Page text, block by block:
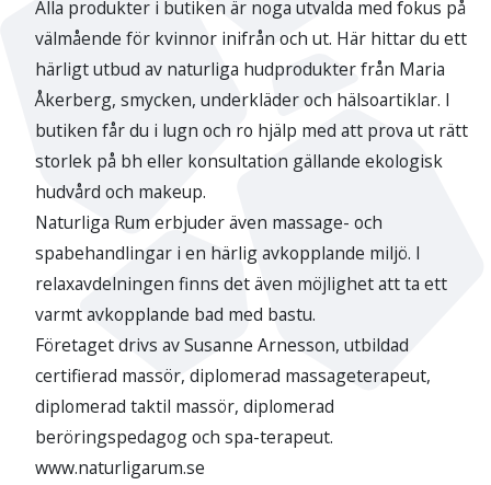
Alla produkter i butiken är noga utvalda med fokus på
välmående för kvinnor inifrån och ut. Här hittar du ett
härligt utbud av naturliga hudprodukter från Maria
Åkerberg, smycken, underkläder och hälsoartiklar. I
butiken får du i lugn och ro hjälp med att prova ut rätt
storlek på bh eller konsultation gällande ekologisk
hudvård och makeup.
Naturliga Rum erbjuder även massage- och
spabehandlingar i en härlig avkopplande miljö. I
relaxavdelningen finns det även möjlighet att ta ett
varmt avkopplande bad med bastu.
Företaget drivs av Susanne Arnesson, utbildad
certifierad massör, diplomerad massageterapeut,
diplomerad taktil massör, diplomerad
beröringspedagog och spa-terapeut.
www.naturligarum.se